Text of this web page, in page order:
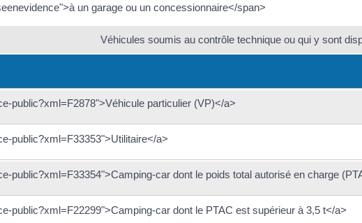
un garage ou un concessionnaire</span>
Véhicules soumis au contrôle technique ou qui y sont
public?xml=F2878">Véhicule particulier (VP)</a>
public?xml=F33353">Utilitaire</a>
public?xml=F33354">Camping-car dont le poids total autorisé en charge
public?xml=F22299">Camping-car dont le PTAC est supérieur à 3,5 t</a>